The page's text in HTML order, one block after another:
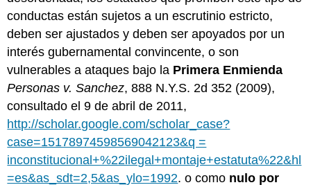
conductas están sujetos a un escrutinio estricto,
deben ser ajustados y deben ser apoyados por un
interés gubernamental convincente, o son
vulnerables a ataques bajo la Primera Enmienda
Personas v. Sanchez, 888 N.Y.S. 2d 352 (2009),
consultado el 9 de abril de 2011,
http://scholar.google.com/scholar_case?
case=15178974598569042123&q =
inconstitucional+%22ilegal+montaje+estatuta%22&hl
=es&as_sdt=2,5&as_ylo=1992. o como nulo por